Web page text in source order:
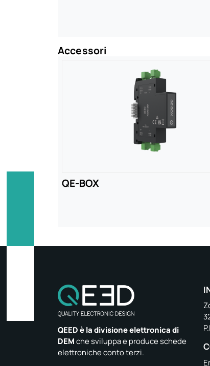
Accessori
QE-BOX
QEED è la divisione elettronica di
DEMche sviluppa e produce schede
elettroniche conto terzi.